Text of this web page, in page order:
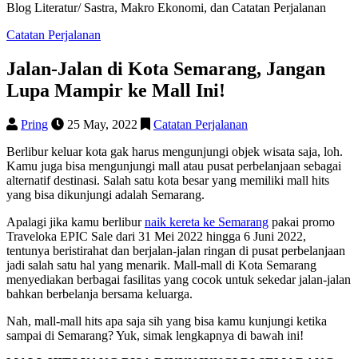
Blog Literatur/ Sastra, Makro Ekonomi, dan Catatan Perjalanan
Catatan Perjalanan
Jalan-Jalan di Kota Semarang, Jangan
Lupa Mampir ke Mall Ini!
Pring 25 May, 2022
Catatan Perjalanan
Berlibur keluar kota gak harus mengunjungi objek wisata saja, loh.
Kamu juga bisa mengunjungi mall atau pusat perbelanjaan sebagai
alternatif destinasi. Salah satu kota besar yang memiliki mall hits
yang bisa dikunjungi adalah Semarang.
Apalagi jika kamu berliburnaik kereta ke Semarang pakai promo
Traveloka EPIC Sale dari 31 Mei 2022 hingga 6 Juni 2022,
tentunya beristirahat dan berjalan-jalan ringan di pusat perbelanjaan
jadi salah satu hal yang menarik. Mall-mall di Kota Semarang
menyediakan berbagai fasilitas yang cocok untuk sekedar jalan-jalan
bahkan berbelanja bersama keluarga.
Nah, mall-mall hits apa saja sih yang bisa kamu kunjungi ketika
sampai di Semarang? Yuk, simak lengkapnya di bawah ini!